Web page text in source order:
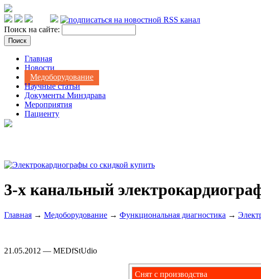
Поиск на сайте:
Главная
Новости
Медоборудование
Научные статьи
Документы Минздрава
Мероприятия
Пациенту
3-х канальный
Главная → Медоборудование → Функциональная диагностика →
21.05.2012 — MEDfStUdio
Снят с производства